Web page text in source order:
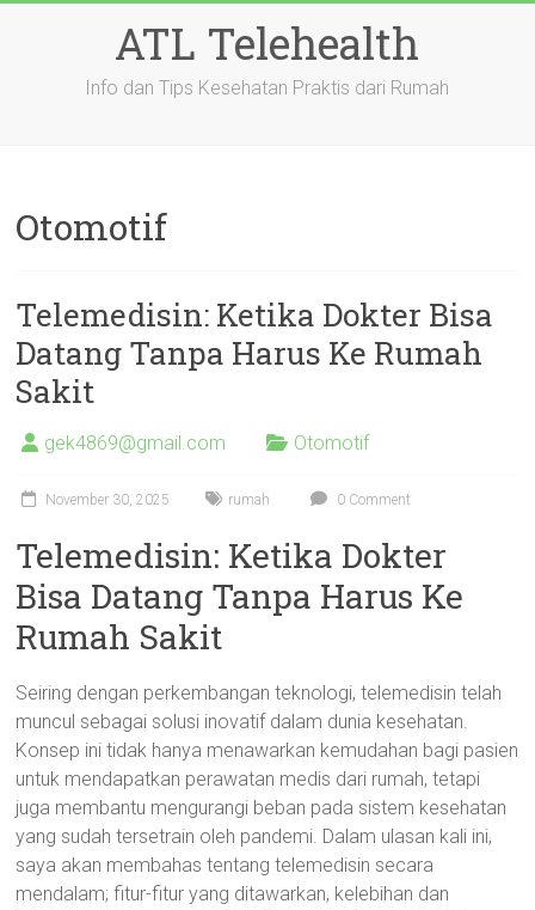
ATL Telehealth
Info dan Tips Kesehatan Praktis dari Rumah
Otomotif
Telemedisin: Ketika Dokter Bisa
Datang Tanpa Harus Ke Rumah
Sakit
gek4869@gmail.com Otomotif
November 30, 2025 rumah 0 Comment
Telemedisin: Ketika Dokter
Bisa Datang Tanpa Harus Ke
Rumah Sakit
Seiring dengan perkembangan teknologi, telemedisin telah
muncul sebagai solusi inovatif dalam dunia kesehatan.
Konsep ini tidak hanya menawarkan kemudahan bagi pasien
untuk mendapatkan perawatan medis dari rumah, tetapi
juga membantu mengurangi beban pada sistem kesehatan
yang sudah tersetrain oleh pandemi. Dalam ulasan kali ini,
saya akan membahas tentang telemedisin secara
mendalam; fitur-fitur yang ditawarkan, kelebihan dan